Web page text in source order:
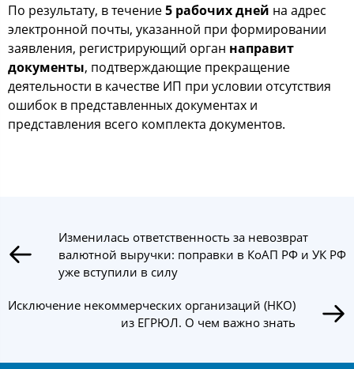
По результату, в течение5 рабочих дней на адрес
электронной почты, указанной при формировании
заявления, регистрирующий орган направит
документы, подтверждающие прекращение
деятельности в качестве ИП при условии отсутствия
ошибок в представленных документах и
представления всего комплекта документов.
Изменилась ответственность за невозврат
валютной выручки: поправки в КоАП РФ и УК РФ
уже вступили в силу
Исключение некоммерческих организаций (НКО)
из ЕГРЮЛ. О чем важно знать